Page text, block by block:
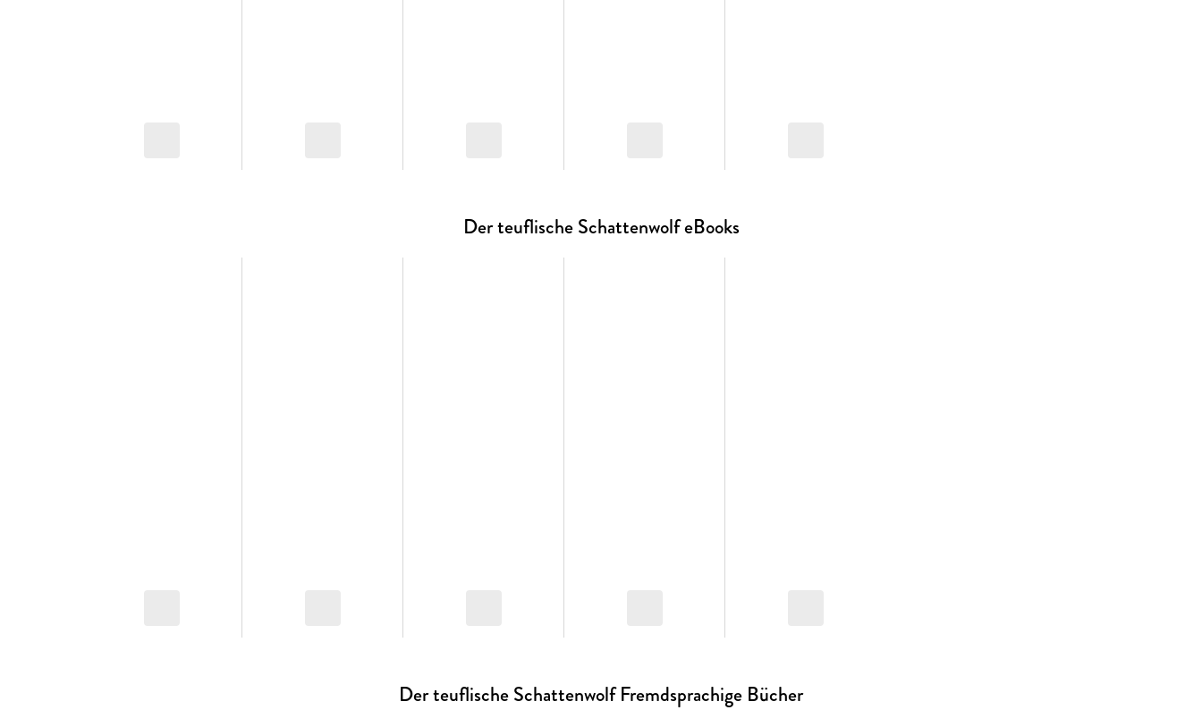
Der teuflische Schattenwolf eBooks
Der teuflische Schattenwolf Fremdsprachige Bücher